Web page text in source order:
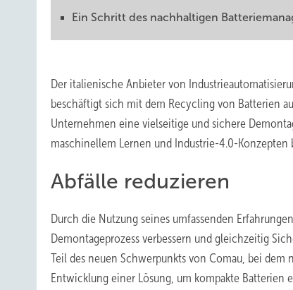
Ein Schritt des nachhaltigen
Der italienische Anbieter von
beschäftigt sich mit dem Recycling von Batterien
Unternehmen eine vielseitige und sichere
maschinellem Lernen und Industrie-4.0-Konzepten
Abfälle reduzieren
Durch die Nutzung seines umfassenden
Demontageprozess verbessern und gleichzeitig
Teil des neuen Schwerpunkts von Comau, bei
Entwicklung einer Lösung, um kompakte Batterien